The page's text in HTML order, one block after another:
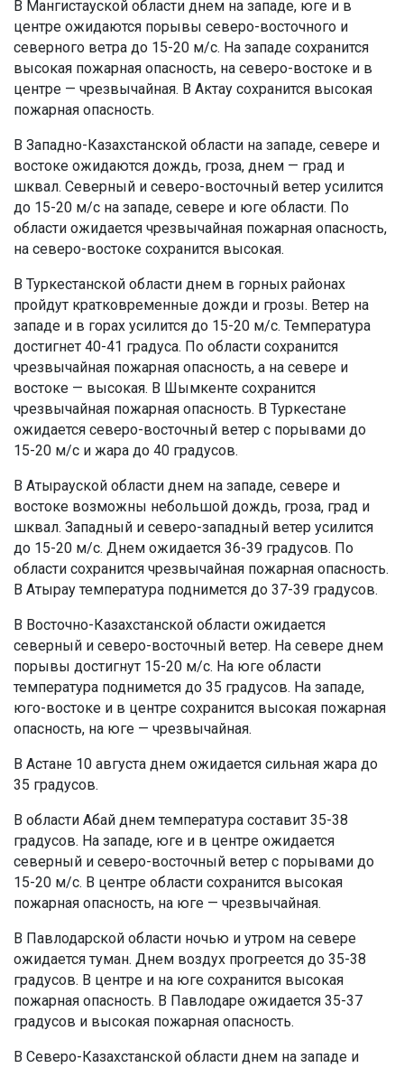
В Мангистауской области днем на западе, юге и в
центре ожидаются порывы северо-восточного и
северного ветра до 15-20 м/с. На западе сохранится
высокая пожарная опасность, на северо-востоке и в
центре — чрезвычайная. В Актау сохранится высокая
пожарная опасность.
В Западно-Казахстанской области на западе, севере и
востоке ожидаются дождь, гроза, днем — град и
шквал. Северный и северо-восточный ветер усилится
до 15-20 м/с на западе, севере и юге области. По
области ожидается чрезвычайная пожарная опасность,
на северо-востоке сохранится высокая.
В Туркестанской области днем в горных районах
пройдут кратковременные дожди и грозы. Ветер на
западе и в горах усилится до 15-20 м/с. Температура
достигнет 40-41 градуса. По области сохранится
чрезвычайная пожарная опасность, а на севере и
востоке — высокая. В Шымкенте сохранится
чрезвычайная пожарная опасность. В Туркестане
ожидается северо-восточный ветер с порывами до
15-20 м/с и жара до 40 градусов.
В Атырауской области днем на западе, севере и
востоке возможны небольшой дождь, гроза, град и
шквал. Западный и северо-западный ветер усилится
до 15-20 м/с. Днем ожидается 36-39 градусов. По
области сохранится чрезвычайная пожарная опасность.
В Атырау температура поднимется до 37-39 градусов.
В Восточно-Казахстанской области ожидается
северный и северо-восточный ветер. На севере днем
порывы достигнут 15-20 м/с. На юге области
температура поднимется до 35 градусов. На западе,
юго-востоке и в центре сохранится высокая пожарная
опасность, на юге — чрезвычайная.
В Астане 10 августа днем ожидается сильная жара до
35 градусов.
В области Абай днем температура составит 35-38
градусов. На западе, юге и в центре ожидается
северный и северо-восточный ветер с порывами до
15-20 м/с. В центре области сохранится высокая
пожарная опасность, на юге — чрезвычайная.
В Павлодарской области ночью и утром на севере
ожидается туман. Днем воздух прогреется до 35-38
градусов. В центре и на юге сохранится высокая
пожарная опасность. В Павлодаре ожидается 35-37
градусов и высокая пожарная опасность.
В Северо-Казахстанской области днем на западе и